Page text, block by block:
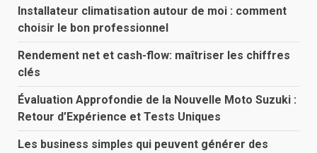
Installateur climatisation autour de moi : comment
choisir le bon professionnel
Rendement net et cash-flow: maîtriser les chiffres
clés
Évaluation Approfondie de la Nouvelle Moto Suzuki :
Retour d’Expérience et Tests Uniques
Les business simples qui peuvent générer des